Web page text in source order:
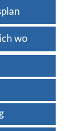
wo